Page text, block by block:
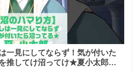
一見にしてならず！気が付いた
推してけ沼ってけ★夏小太郎